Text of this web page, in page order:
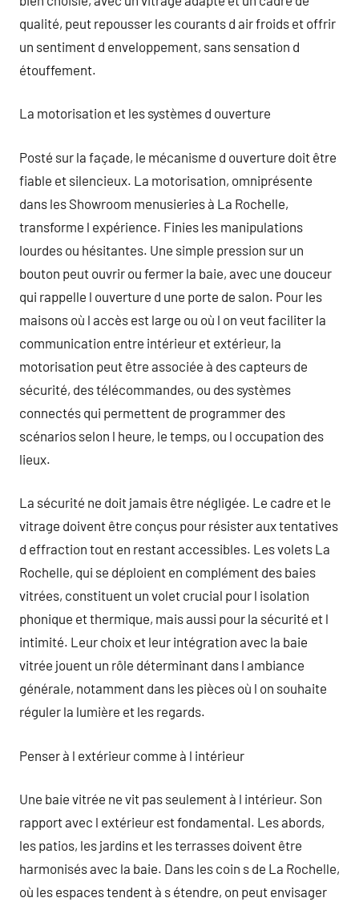
qualité, peut repousser les courants d air froids et offrir
un sentiment d enveloppement, sans sensation d
étouffement.
La motorisation et les systèmes d ouverture
Posté sur la façade, le mécanisme d ouverture doit être
fiable et silencieux. La motorisation, omniprésente
dans les Showroom menusieries à La Rochelle,
transforme l expérience. Finies les manipulations
lourdes ou hésitantes. Une simple pression sur un
bouton peut ouvrir ou fermer la baie, avec une douceur
qui rappelle l ouverture d une porte de salon. Pour les
maisons où l accès est large ou où l on veut faciliter la
communication entre intérieur et extérieur, la
motorisation peut être associée à des capteurs de
sécurité, des télécommandes, ou des systèmes
connectés qui permettent de programmer des
scénarios selon l heure, le temps, ou l occupation des
lieux.
La sécurité ne doit jamais être négligée. Le cadre et le
vitrage doivent être conçus pour résister aux tentatives
d effraction tout en restant accessibles. Les volets La
Rochelle, qui se déploient en complément des baies
vitrées, constituent un volet crucial pour l isolation
phonique et thermique, mais aussi pour la sécurité et l
intimité. Leur choix et leur intégration avec la baie
vitrée jouent un rôle déterminant dans l ambiance
générale, notamment dans les pièces où l on souhaite
réguler la lumière et les regards.
Penser à l extérieur comme à l intérieur
Une baie vitrée ne vit pas seulement à l intérieur. Son
rapport avec l extérieur est fondamental. Les abords,
les patios, les jardins et les terrasses doivent être
harmonisés avec la baie. Dans les coin s de La Rochelle,
où les espaces tendent à s étendre, on peut envisager